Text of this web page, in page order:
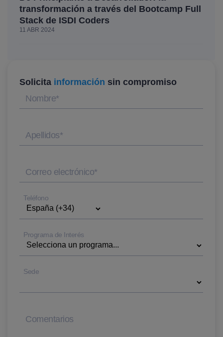
transformación a través del Bootcamp Full
Stack de ISDI Coders
11 ABR 2024
Solicita información sin compromiso
Nombre*
Apellidos*
Correo electrónico*
Teléfono
Programa de Interés
Sede
Comentarios